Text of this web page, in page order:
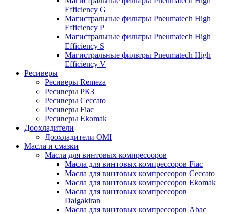
Efficiency G
Магистральные фильтры Pneumatech High
Efficiency P
Магистральные фильтры Pneumatech High
Efficiency S
Магистральные фильтры Pneumatech High
Efficiency V
Ресиверы
Ресиверы Remeza
Ресиверы РКЗ
Ресиверы Ceccato
Ресиверы Fiac
Ресиверы Ekomak
Доохладители
Доохладители OMI
Масла и смазки
Масла для винтовых компрессоров
Масла для винтовых компрессоров Fiac
Масла для винтовых компрессоров Ceccato
Масла для винтовых компрессоров Ekomak
Масла для винтовых компрессоров
Dalgakiran
Масла для винтовых компрессоров Abac